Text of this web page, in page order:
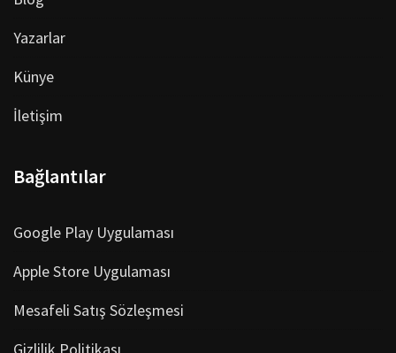
Yazarlar
Künye
İletişim
Bağlantılar
Google Play Uygulaması
Apple Store Uygulaması
Mesafeli Satış Sözleşmesi
Gizlilik Politikası